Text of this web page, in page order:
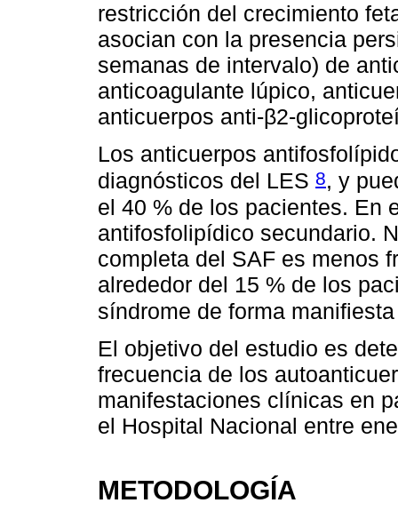
restricción del crecimiento
asocian con la presencia
semanas de intervalo) de
anticoagulante lúpico,
anticuerpos anti-β2-
Los anticuerpos
diagnósticos del LES 8, y
el 40 % de los pacientes. En
antifosfolipídico secundario.
completa del SAF es menos
alrededor del 15 % de los
síndrome de forma
El objetivo del estudio es
frecuencia de los
manifestaciones clínicas en
el Hospital Nacional entre
METODOLOGÍA